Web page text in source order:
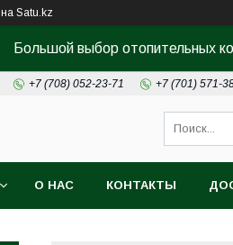
на Satu.kz
Большой выбор отопительных
+7 (708) 052-23-71 +7 (701) 571-
О НАС КОНТАКТЫ